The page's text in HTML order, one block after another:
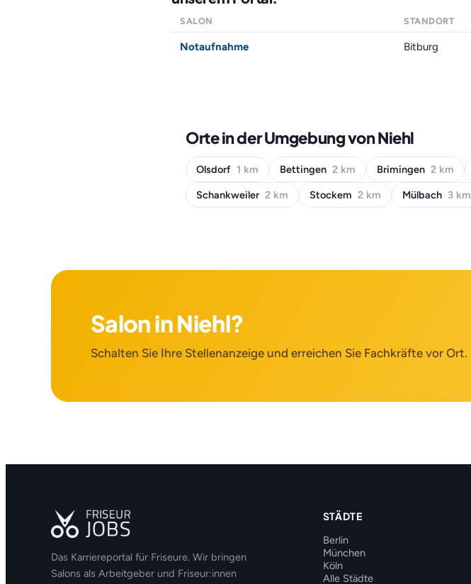
SALON STANDORT
Notaufnahme Bitburg
Orte in der Umgebung von Niehl
Olsdorf 1 km Bettingen 2 km Brimingen 2 km
Schankweiler 2 km Stockem 2 km Mülbach 3 km
Salon in Niehl?
Schalten Sie Ihre Stellenanzeige und erreichen Sie Fachkräfte vor Ort.
Das Karriereportal für Friseure. Wir bringen
Salons als Arbeitgeber und Friseur:innen
STÄDTE
Berlin
München
Köln
Alle Städte